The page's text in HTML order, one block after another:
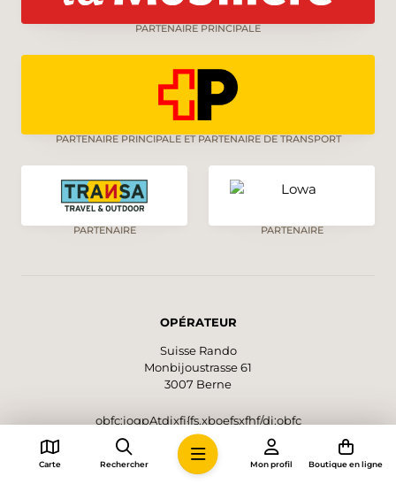
PARTENAIRE PRINCIPALE
PARTENAIRE PRINCIPALE ET PARTENAIRE DE TRANSPORT
PARTENAIRE PARTENAIRE
OPÉRATEUR
Suisse Rando
Monbijoustrasse 61
3007 Berne
obfc:jogpAtdixfj{fs.xboefsxfhf/di:obfc
031 370 10 20
Service aux abonnés et abonnées et aux donateurs et
Carte Rechercher Mon profil Boutique en ligne